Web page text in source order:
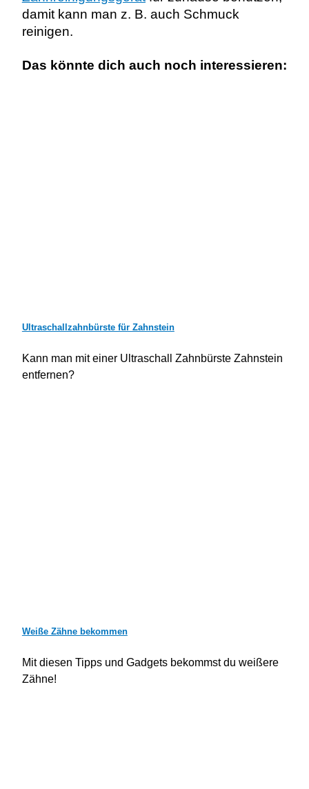
damit kann man z. B. auch Schmuck
reinigen.
Das könnte dich auch noch interessieren:
Ultraschallzahnbürste für Zahnstein
Kann man mit einer Ultraschall Zahnbürste Zahnstein
entfernen?
Weiße Zähne bekommen
Mit diesen Tipps und Gadgets bekommst du weißere
Zähne!